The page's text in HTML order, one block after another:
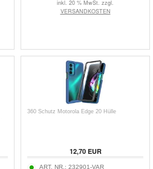
inkl. 20 % MwSt. zzgl.
VERSANDKOSTEN
360 Schutz Motorola Edge 20 Hülle
12,70EUR
ART. NR.: 232901-VAR